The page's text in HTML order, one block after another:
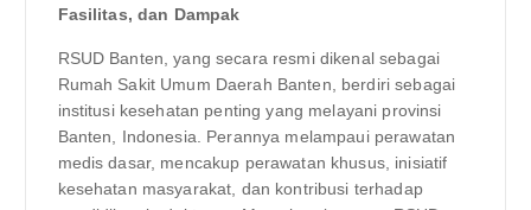
Fasilitas, dan Dampak
RSUD Banten, yang secara resmi dikenal sebagai
Rumah Sakit Umum Daerah Banten, berdiri sebagai
institusi kesehatan penting yang melayani provinsi
Banten, Indonesia. Perannya melampaui perawatan
medis dasar, mencakup perawatan khusus, inisiatif
kesehatan masyarakat, dan kontribusi terhadap